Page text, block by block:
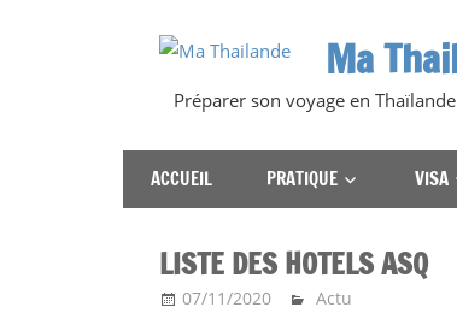
Ma
Préparer son voyage en
ACCUEIL PRATIQUE VISA
LISTE DES HOTELS ASQ
07/11/2020 Ma Thailande
Actu